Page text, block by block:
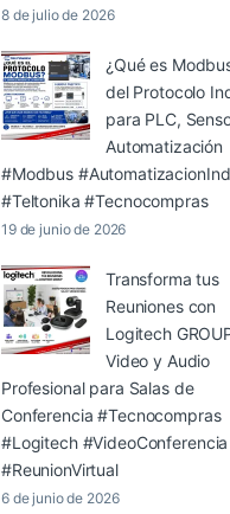
8 de julio de 2026
¿Qué es
del Protocolo
para PLC,
Automatización
#Modbus
#Teltonika #Tecnocompras
19 de junio de 2026
Transforma tus
Reuniones con
Logitech
Video y Audio
Profesional para Salas de
Conferencia #Tecnocompras
#Logitech #VideoConferencia
#ReunionVirtual
6 de junio de 2026